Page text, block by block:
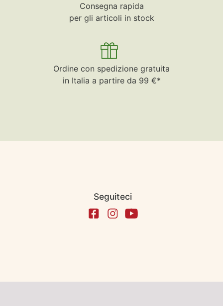
Consegna rapida
per gli articoli in stock
Ordine con spedizione gratuita
in Italia a partire da 99 €*
Seguiteci